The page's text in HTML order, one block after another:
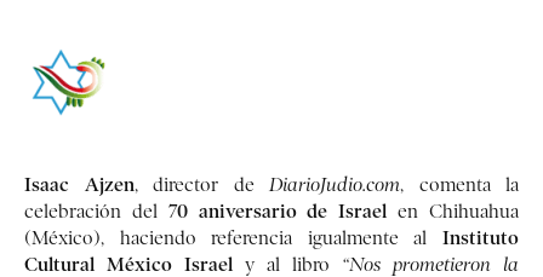
Isaac Ajzen, director de DiarioJudio.com, comenta la
celebración del 70 aniversario de Israel en Chihuahua
(México), haciendo referencia igualmente al Instituto
Cultural México Israel y al libro “Nos prometieron la